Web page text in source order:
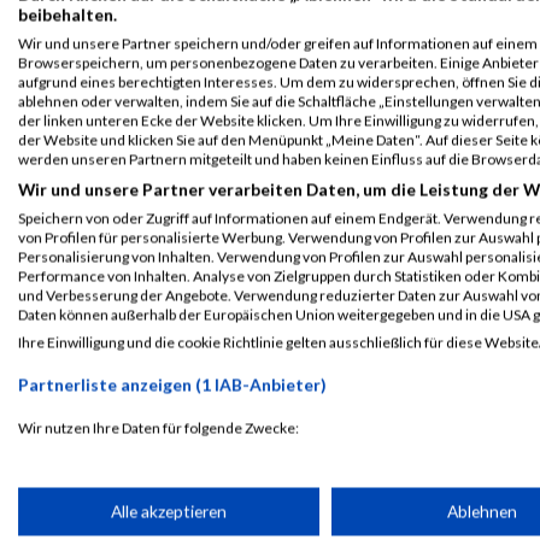
B2Run Düsseldorf
Einzelwertung
weiblich
7924 Jana Dumke 0000
B2Run Düsseldorf
Teamwertung mixed
7924 Jana Dumke 0000
B2Run Düsseldorf
Teamwertung weiblich
7924 Jana Dumke 0000
Legende:
GPos = Geschlechter Position, KPos = Kategorie Position, TPos
Disqualifiziert
Anmeldung
beibehalten.
Wir und unsere Partner speichern und/oder greifen auf Informationen auf einem
Browserspeichern, um personenbezogene Daten zu verarbeiten. Einige
aufgrund eines berechtigten Interesses. Um dem zu widersprechen, öffnen Sie
ablehnen oder verwalten, indem Sie auf die Schaltfläche „Einstellungen
der linken unteren Ecke der Website klicken. Um Ihre Einwilligung zu
der Website und klicken Sie auf den Menüpunkt „Meine Daten“. Auf dieser
werden unseren Partnern mitgeteilt und haben keinen Einfluss auf die
Wir und unsere Partner verarbeiten Daten, um die Leistung der
Speichern von oder Zugriff auf Informationen auf einem Endgerät. Verwendung
von Profilen für personalisierte Werbung. Verwendung von Profilen zur
Personalisierung von Inhalten. Verwendung von Profilen zur Auswahl
Performance von Inhalten. Analyse von Zielgruppen durch Statistiken oder
und Verbesserung der Angebote. Verwendung reduzierter Daten zur Auswahl
Daten können außerhalb der Europäischen Union weitergegeben und in die USA
Ihre Einwilligung und die cookie Richtlinie gelten ausschließlich für diese
Partnerliste anzeigen (1 IAB-Anbieter)
Wir nutzen Ihre Daten für folgende Zwecke:
Speichern von oder Zugriff auf Informationen auf einem
Alle akzeptieren Ablehnen